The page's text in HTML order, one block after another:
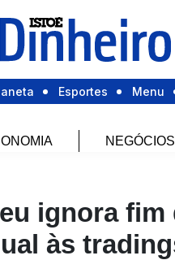
Esportes Menu
NEGÓCIOS
ignora fim
às